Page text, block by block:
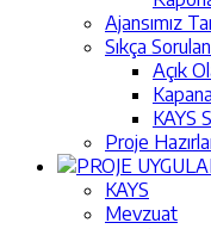
Ajansımız
Sıkça
Açık
KAYS
Proje
PROJE
KAYS
Mevzuat